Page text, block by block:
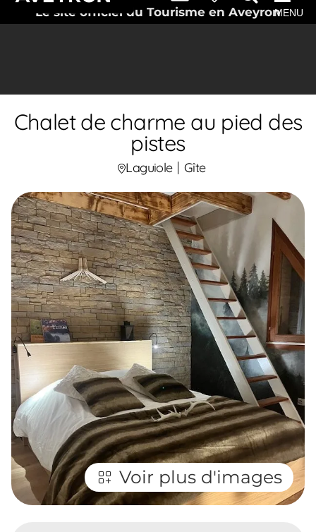
Le site officiel du Tourisme en AveyronMENU
Chalet de charme au pied des
pistes
Laguiole Gîte
Voir plus d'images